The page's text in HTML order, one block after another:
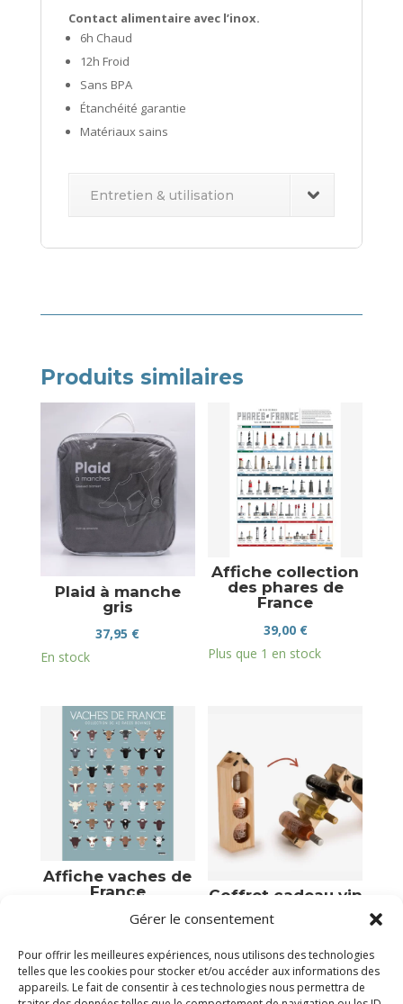
Gérer le consentement
Pour offrir les meilleures expériences, nous utilisons des technologies
telles que les cookies pour stocker et/ou accéder aux informations des
appareils. Le fait de consentir à ces technologies nous permettra de
Contact alimentaire avec l’inox.
6h Chaud
12h Froid
Sans BPA
Étanchéité garantie
Matériaux sains
Entretien & utilisation
Produits similaires
Plaid à manche
gris
37,95 €
En stock
Affiche collection
des phares de
France
39,00 €
Plus que 1 en stock
Affiche vaches de
France
39,00€
Coffret cadeau vin
transformable en
porte bouteille
30,00€
Plus que 1 en stock